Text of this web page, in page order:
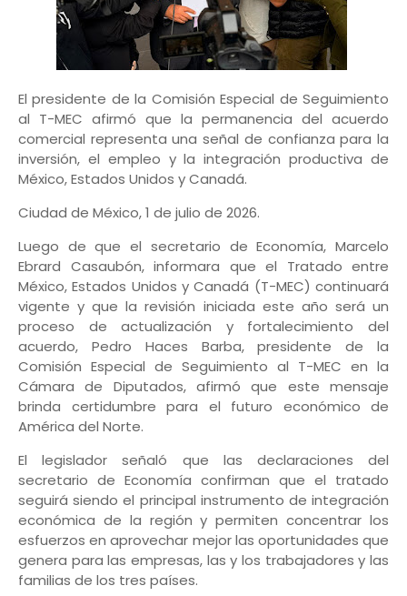
El presidente de la Comisión Especial de Seguimiento
al T-MEC afirmó que la permanencia del acuerdo
comercial representa una señal de confianza para la
inversión, el empleo y la integración productiva de
México, Estados Unidos y Canadá.
Ciudad de México, 1 de julio de 2026.
Luego de que el secretario de Economía, Marcelo
Ebrard Casaubón, informara que el Tratado entre
México, Estados Unidos y Canadá (T-MEC) continuará
vigente y que la revisión iniciada este año será un
proceso de actualización y fortalecimiento del
acuerdo, Pedro Haces Barba, presidente de la
Comisión Especial de Seguimiento al T-MEC en la
Cámara de Diputados, afirmó que este mensaje
brinda certidumbre para el futuro económico de
América del Norte.
El legislador señaló que las declaraciones del
secretario de Economía confirman que el tratado
seguirá siendo el principal instrumento de integración
económica de la región y permiten concentrar los
esfuerzos en aprovechar mejor las oportunidades que
genera para las empresas, las y los trabajadores y las
familias de los tres países.